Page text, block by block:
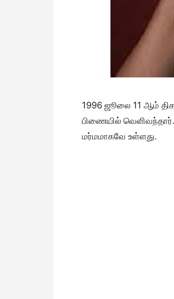
1996 ஜூலை 11 ஆம்
பிணையில்
மர்மமாகவே உள்ளது.